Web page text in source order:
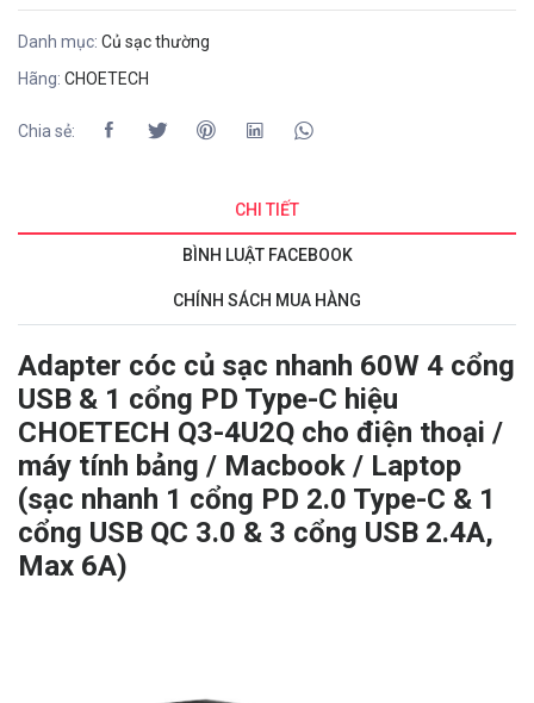
Danh mục: Củ sạc thường
Hãng: CHOETECH
Chia sẻ:
CHI TIẾT
BÌNH LUẬT FACEBOOK
CHÍNH SÁCH MUA HÀNG
Adapter cóc củ sạc nhanh 60W 4 cổng
USB & 1 cổng PD Type-C hiệu
CHOETECH Q3-4U2Q cho điện thoại /
máy tính bảng / Macbook / Laptop
(sạc nhanh 1 cổng PD 2.0 Type-C & 1
cổng USB QC 3.0 & 3 cổng USB 2.4A,
Max 6A)